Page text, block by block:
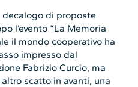
di proposte
l’evento “La Memoria
il mondo cooperativo ha
impresso dal
Fabrizio Curcio, ma
scatto in avanti, una